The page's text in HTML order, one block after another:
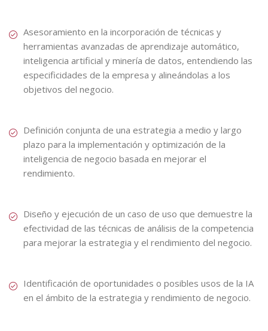
Asesoramiento en la incorporación de técnicas y
herramientas avanzadas de aprendizaje automático,
inteligencia artificial y minería de datos, entendiendo las
especificidades de la empresa y alineándolas a los
objetivos del negocio.
Definición conjunta de una estrategia a medio y largo
plazo para la implementación y optimización de la
inteligencia de negocio basada en mejorar el
rendimiento.
Diseño y ejecución de un caso de uso que demuestre la
efectividad de las técnicas de análisis de la competencia
para mejorar la estrategia y el rendimiento del negocio.
Identificación de oportunidades o posibles usos de la IA
en el ámbito de la estrategia y rendimiento de negocio.